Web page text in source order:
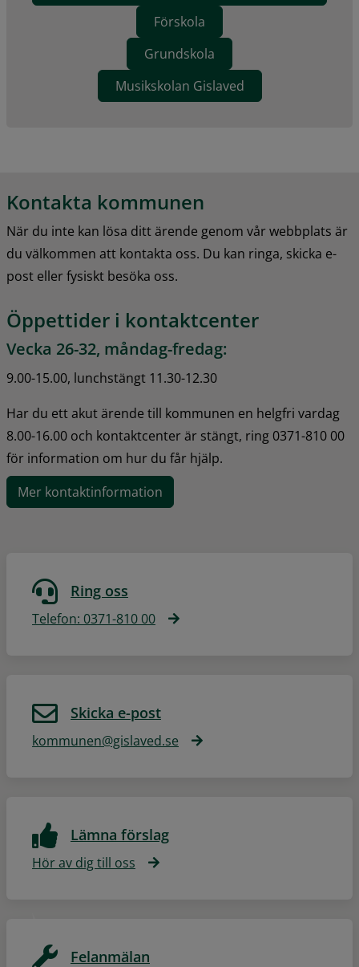
Förskola
Grundskola
Musikskolan Gislaved
Kontakta kommunen
När du inte kan lösa ditt ärende genom vår webbplats är
du välkommen att kontakta oss. Du kan ringa, skicka e-
post eller fysiskt besöka oss.
Öppettider i kontaktcenter
Vecka 26-32, måndag-fredag:
9.00-15.00, lunchstängt 11.30-12.30
Har du ett akut ärende till kommunen en helgfri vardag
8.00-16.00 och kontaktcenter är stängt, ring 0371-810 00
för information om hur du får hjälp.
Mer kontaktinformation
Ring oss
Telefon: 0371-810 00
Skicka e-post
kommunen@gislaved.se
Lämna förslag
Hör av dig till oss
Felanmälan